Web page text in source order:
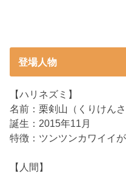
登場人物
【ハリネズミ】
名前：栗剣山（くりけんさ
誕生：2015年11月
特徴：ツンツンカワイイ
【人間】